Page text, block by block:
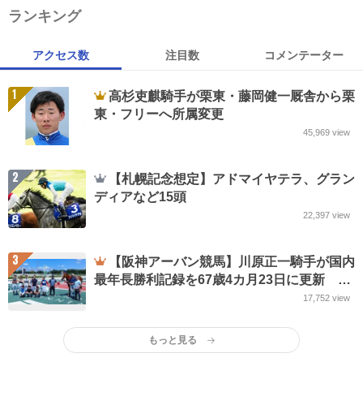
ランキング
アクセス数 注目数 コメンテーター
1
高杉吏麒騎手が栗東・藤岡健一厩舎から栗
東・フリーへ所属変更
45,969 view
2
【札幌記念想定】アドマイヤテラ、グラン
ディアなど15頭
22,397 view
3
【阪神アーバン競馬】川原正一騎手が国内
最年長勝利記録を67歳4カ月23日に更新 的
17,752 view
もっと見る